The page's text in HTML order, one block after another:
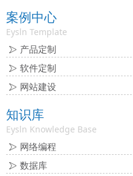
案例中心
Eysln Template
产品定制
软件定制
网站建设
知识库
Eysln Knowledge Base
网络编程
数据库